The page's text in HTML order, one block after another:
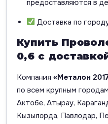
предоставляются в
Доставка по
Купить
0,6 с
Компания «Металон
по всем крупным
Актобе, Атырау,
Кызылорда, Павлодар,